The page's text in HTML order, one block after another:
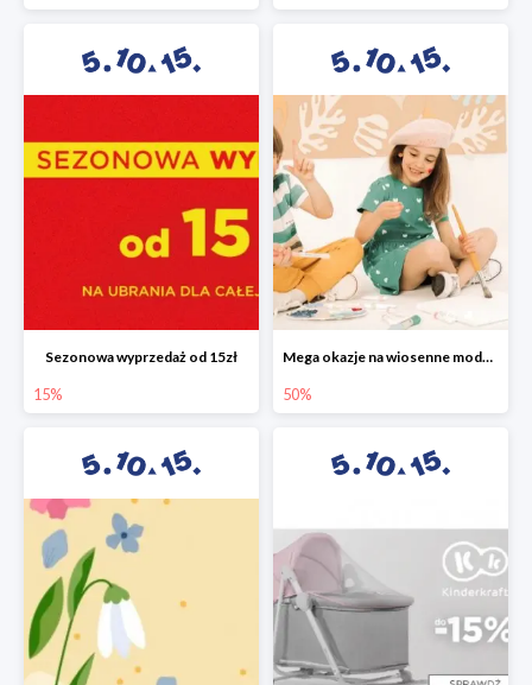
Sezonowa wyprzedaż od 15zł
15%
Mega okazje na wiosenne modele w 5.10.15 do -50%
50%